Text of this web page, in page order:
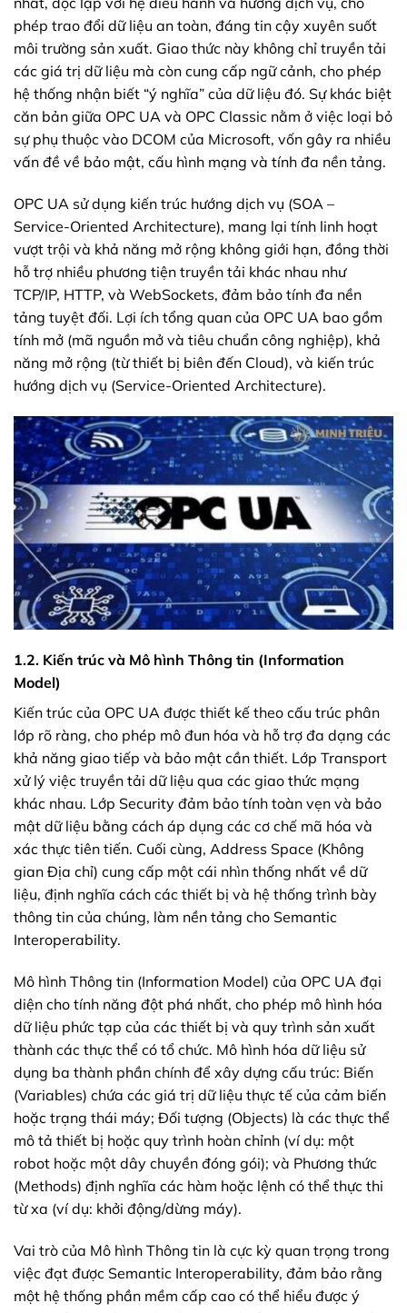
phép trao đổi dữ liệu an toàn, đáng tin cậy xuyên suốt
môi trường sản xuất. Giao thức này không chỉ truyền tải
các giá trị dữ liệu mà còn cung cấp ngữ cảnh, cho phép
hệ thống nhận biết “ý nghĩa” của dữ liệu đó. Sự khác biệt
căn bản giữa OPC UA và OPC Classic nằm ở việc loại bỏ
sự phụ thuộc vào DCOM của Microsoft, vốn gây ra nhiều
vấn đề về bảo mật, cấu hình mạng và tính đa nền tảng.
OPC UA sử dụng kiến trúc hướng dịch vụ (SOA –
Service-Oriented Architecture), mang lại tính linh hoạt
vượt trội và khả năng mở rộng không giới hạn, đồng thời
hỗ trợ nhiều phương tiện truyền tải khác nhau như
TCP/IP, HTTP, và WebSockets, đảm bảo tính đa nền
tảng tuyệt đối. Lợi ích tổng quan của OPC UA bao gồm
tính mở (mã nguồn mở và tiêu chuẩn công nghiệp), khả
năng mở rộng (từ thiết bị biên đến Cloud), và kiến trúc
hướng dịch vụ (Service-Oriented Architecture).
1.2. Kiến trúc và Mô hình Thông tin (Information
Model)
Kiến trúc của OPC UA được thiết kế theo cấu trúc phân
lớp rõ ràng, cho phép mô đun hóa và hỗ trợ đa dạng các
khả năng giao tiếp và bảo mật cần thiết. Lớp Transport
xử lý việc truyền tải dữ liệu qua các giao thức mạng
khác nhau. Lớp Security đảm bảo tính toàn vẹn và bảo
mật dữ liệu bằng cách áp dụng các cơ chế mã hóa và
xác thực tiên tiến. Cuối cùng, Address Space (Không
gian Địa chỉ) cung cấp một cái nhìn thống nhất về dữ
liệu, định nghĩa cách các thiết bị và hệ thống trình bày
thông tin của chúng, làm nền tảng cho Semantic
Interoperability.
Mô hình Thông tin (Information Model) của OPC UA đại
diện cho tính năng đột phá nhất, cho phép mô hình hóa
dữ liệu phức tạp của các thiết bị và quy trình sản xuất
thành các thực thể có tổ chức. Mô hình hóa dữ liệu sử
dụng ba thành phần chính để xây dựng cấu trúc: Biến
(Variables) chứa các giá trị dữ liệu thực tế của cảm biến
hoặc trạng thái máy; Đối tượng (Objects) là các thực thể
mô tả thiết bị hoặc quy trình hoàn chỉnh (ví dụ: một
robot hoặc một dây chuyền đóng gói); và Phương thức
(Methods) định nghĩa các hàm hoặc lệnh có thể thực thi
từ xa (ví dụ: khởi động/dừng máy).
Vai trò của Mô hình Thông tin là cực kỳ quan trọng trong
việc đạt được Semantic Interoperability, đảm bảo rằng
một hệ thống phần mềm cấp cao có thể hiểu được ý